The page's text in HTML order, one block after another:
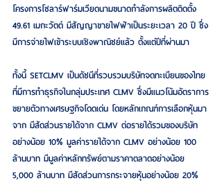
โครงการโซลาร์ฟาร์มเวียดนามขนาดกำลังการผลิตติดตั้ง
49.61 เมกะวัตต์ มีสัญญาขายไฟฟ้าเป็นระยะเวลา 20 ปี ซึ่ง
มีการจ่ายไฟเข้าระบบเชิงพาณิชย์แล้ว ตั้งแต่ปีที่ผ่านมา
ทั้งนี้ SETCLMV เป็นดัชนีที่รวบรวมบริษัทจดทะเบียนของไทย
ที่มีการทำธุรกิจในกลุ่มประเทศ CLMV ซึ่งมีแนวโน้มอัตราการ
ขยายตัวทางเศรษฐกิจโดดเด่น โดยหลักเกณฑ์การเลือกหุ้นมา
จาก มีสัดส่วนรายได้จาก CLMV ต่อรายได้รวมของบริษัท
อย่างน้อย 10% มูลค่ารายได้จาก CLMV อย่างน้อย 100
ล้านบาท มีมูลค่าหลักทรัพย์ตามราคาตลาดอย่างน้อย
5,000 ล้านบาท มีสัดส่วนการกระจายหุ้นอย่างน้อย 20%